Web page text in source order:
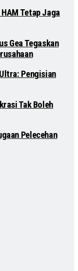
Tetap Jaga
Gea Tegaskan
Pengisian
Tak Boleh
Pelecehan